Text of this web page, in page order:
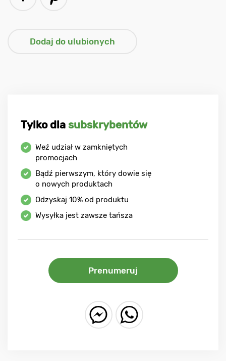
Tylko dla subskrybentów
Weź udział w zamkniętych
promocjach
Bądź pierwszym, który dowie się
o nowych produktach
Odzyskaj 10% od produktu
Wysyłka jest zawsze tańsza
Prenumeruj